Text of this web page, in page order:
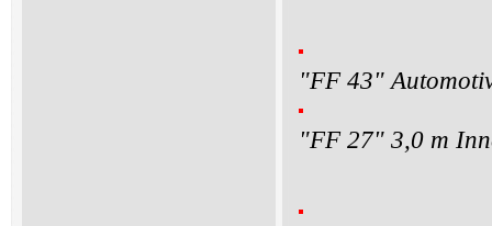
"FF 43"
"FF 27" 3,0 m